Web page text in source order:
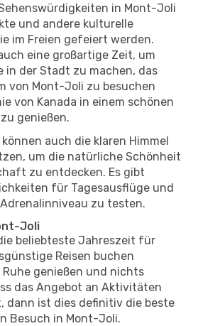
in Mont-Joli
und andere kulturelle
im Freien gefeiert werden.
eine großartige Zeit, um
in der Stadt zu machen, das
von Mont-Joli zu besuchen
von Kanada in einem schönen
genießen.
auch die klaren Himmel
um die natürliche Schönheit
zu entdecken. Es gibt
für Tagesausflüge und
zu testen.
Joli
beliebteste Jahreszeit für
Reisen buchen
Ruhe genießen und nichts
das Angebot an Aktivitäten
dann ist dies definitiv die beste
Besuch in Mont-Joli.